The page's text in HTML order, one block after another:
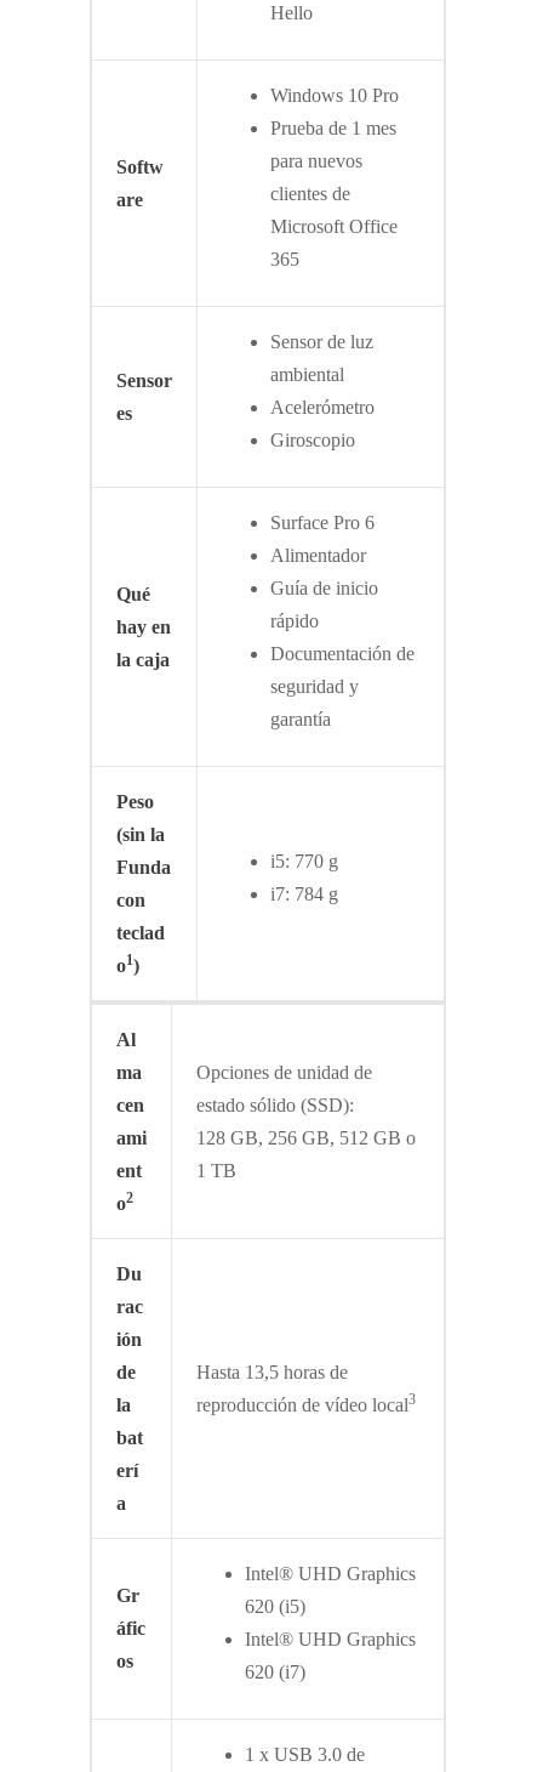
Hello
Softw
are
Windows 10 Pro
Prueba de 1 mes
para nuevos
clientes de
Microsoft Office
365
Sensor
es
Sensor de luz
ambiental
Acelerómetro
Giroscopio
Qué
hay en
la caja
Surface Pro 6
Alimentador
Guía de inicio
rápido
Documentación de
seguridad y
garantía
Peso
(sin la
Funda
con
teclad
o1)
i5: 770 g
i7: 784 g
Al
ma
cen
ami
ent
o2
Opciones de unidad de
estado sólido (SSD):
128 GB, 256 GB, 512 GB o
1 TB
Du
rac
ión
de
la
bat
erí
a
Hasta 13,5 horas de
reproducción de vídeo local3
Gr
áfic
os
Intel® UHD Graphics
620 (i5)
Intel® UHD Graphics
620 (i7)
1 x USB 3.0 de